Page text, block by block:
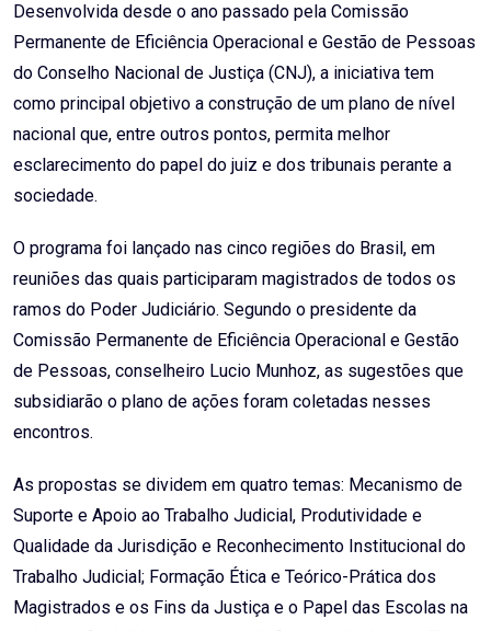
Desenvolvida desde o ano passado pela Comissão
Permanente de Eficiência Operacional e Gestão de Pessoas
do Conselho Nacional de Justiça (CNJ), a iniciativa tem
como principal objetivo a construção de um plano de nível
nacional que, entre outros pontos, permita melhor
esclarecimento do papel do juiz e dos tribunais perante a
sociedade.
O programa foi lançado nas cinco regiões do Brasil, em
reuniões das quais participaram magistrados de todos os
ramos do Poder Judiciário. Segundo o presidente da
Comissão Permanente de Eficiência Operacional e Gestão
de Pessoas, conselheiro Lucio Munhoz, as sugestões que
subsidiarão o plano de ações foram coletadas nesses
encontros.
As propostas se dividem em quatro temas: Mecanismo de
Suporte e Apoio ao Trabalho Judicial, Produtividade e
Qualidade da Jurisdição e Reconhecimento Institucional do
Trabalho Judicial; Formação Ética e Teórico-Prática dos
Magistrados e os Fins da Justiça e o Papel das Escolas na